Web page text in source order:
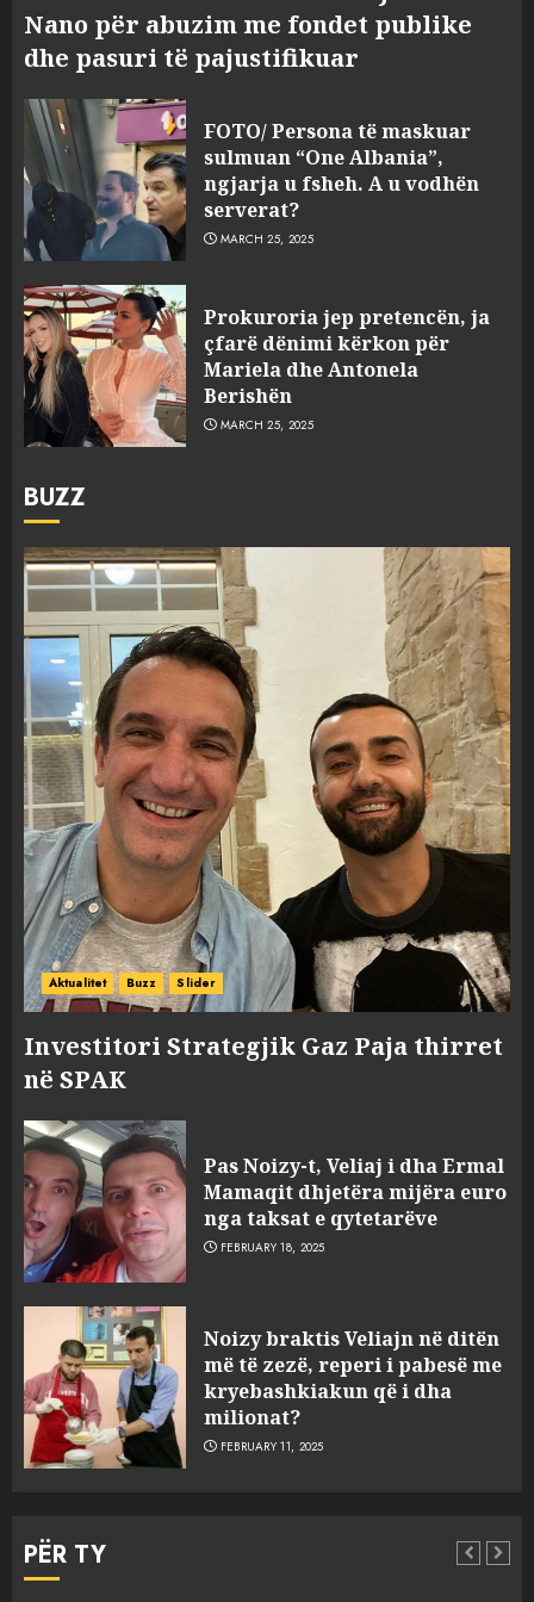
Nano për abuzim me fondet publike
dhe pasuri të pajustifikuar
FOTO/ Persona të maskuar
sulmuan “One Albania”,
ngjarja u fsheh. A u vodhën
serverat?
MARCH 25, 2025
Prokuroria jep pretencën, ja
çfarë dënimi kërkon për
Mariela dhe Antonela
Berishën
MARCH 25, 2025
BUZZ
Aktualitet Buzz Slider
Investitori Strategjik Gaz Paja thirret
në SPAK
Pas Noizy-t, Veliaj i dha Ermal
Mamaqit dhjetëra mijëra euro
nga taksat e qytetarëve
FEBRUARY 18, 2025
Noizy braktis Veliajn në ditën
më të zezë, reperi i pabesë me
kryebashkiakun që i dha
milionat?
FEBRUARY 11, 2025
PËR TY
3
sulmuan “One Albania”,
ngjarja u fsheh. A u vodhën
serverat?
MARCH 25, 2025